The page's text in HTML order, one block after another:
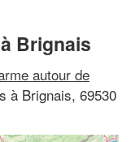
Brignais
autour de
à Brignais, 69530